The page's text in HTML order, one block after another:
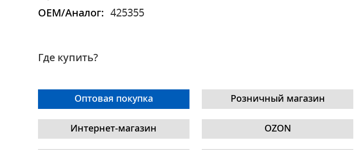
OEM/Аналог:
425355
Где купить?
Оптовая покупка Розничный магазин
Интернет-магазин OZON